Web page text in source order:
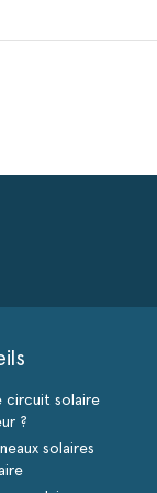
circuit solaire
?
solaires